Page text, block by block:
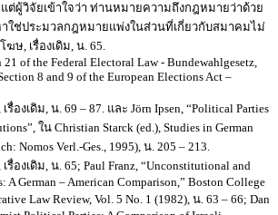
ต่ผู้วิจัยเข้าใจว่า ท่านหมายความถึงกฎหมายว่าด้วย
าใช่ประมวลกฎหมายแพ่งในส่วนที่เกี่ยวกับสมาคมไม่
ษ, เรื่องเดิม, น. 65.
of the Federal Electoral Law - Bundewahlgesetz,
8 and 9 of the European Elections Act –
เดิม, น. 69 – 87. และ Jörn Ipsen, “Political Parties
ใน Christian Starck (ed.), Studies in German
Nomos Verl.-Ges., 1995), น. 205 – 213.
งเดิม, น. 65; Paul Franz, “Unconstitutional and
A German – American Comparison,” Boston College
Law Review, Vol. 5 No. 1 (1982), น. 63 – 66; Dan